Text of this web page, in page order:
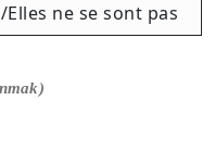
Elles ne se sont pas